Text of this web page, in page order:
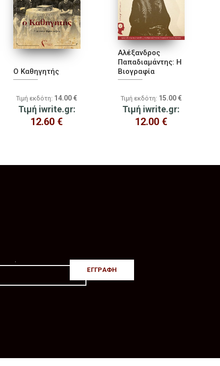
Ο Καθηγητής
Τιμή εκδότη: 14.00 €
Τιμή iwrite.gr:
12.60 €
Αλέξανδρος
Παπαδιαμάντης: Η
Βιογραφία
Τιμή εκδότη: 15.00 €
Τιμή iwrite.gr:
12.00 €
.